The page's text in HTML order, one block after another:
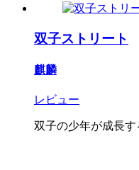
双子ストリート
麒麟
レビュー
双子の少年が成長